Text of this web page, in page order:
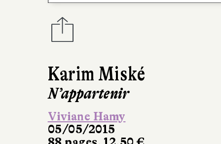
Karim Miské
N’appartenir
Viviane Hamy
05/05/2015